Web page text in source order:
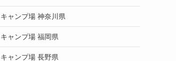
キャンプ場 神奈川県
キャンプ場 福岡県
キャンプ場 長野県